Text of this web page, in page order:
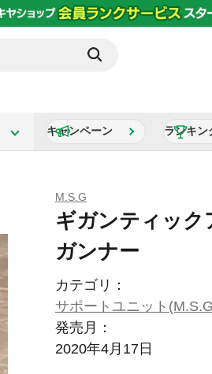
キャンペーン ランキン
M.S.G
ギガンティッ
ガンナー
カテゴリ：
サポートユニット
発売月：
2020年4月17日